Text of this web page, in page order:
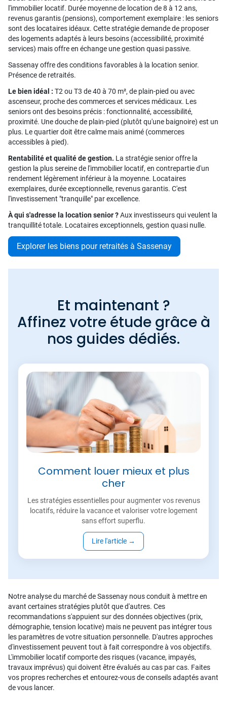
l'immobilier locatif. Durée moyenne de location de 8 à 12 ans,
revenus garantis (pensions), comportement exemplaire : les seniors
sont des locataires idéaux. Cette stratégie demande de proposer
des logements adaptés à leurs besoins (accessibilité, proximité
services) mais offre en échange une gestion quasi passive.
Sassenay offre des conditions favorables à la location senior.
Présence de retraités.
Le bien idéal : T2 ou T3 de 40 à 70 m², de plain-pied ou avec
ascenseur, proche des commerces et services médicaux. Les
seniors ont des besoins précis : fonctionnalité, accessibilité,
proximité. Une douche de plain-pied (plutôt qu'une baignoire) est un
plus. Le quartier doit être calme mais animé (commerces
accessibles à pied).
Rentabilité et qualité de gestion. La stratégie senior offre la
gestion la plus sereine de l'immobilier locatif, en contrepartie d'un
rendement légèrement inférieur à la moyenne. Locataires
exemplaires, durée exceptionnelle, revenus garantis. C'est
l'investissement "tranquille" par excellence.
À qui s'adresse la location senior ?Aux investisseurs qui veulent la
tranquillité totale. Locataires exceptionnels, gestion quasi nulle.
Explorer les biens pour retraités à Sassenay
Et maintenant ?
Affinez votre étude grâce à
nos guides dédiés.
Comment louer mieux et plus
cher
Les stratégies essentielles pour augmenter vos revenus
locatifs, réduire la vacance et valoriser votre logement
sans effort superflu.
Lire l'article →
Notre analyse du marché de Sassenay nous conduit à mettre en
avant certaines stratégies plutôt que d'autres. Ces
recommandations s'appuient sur des données objectives (prix,
démographie, tension locative) mais ne peuvent pas intégrer tous
les paramètres de votre situation personnelle. D'autres approches
d'investissement peuvent tout à fait correspondre à vos objectifs.
L'immobilier locatif comporte des risques (vacance, impayés,
travaux imprévus) qui doivent être évalués au cas par cas. Faites
vos propres recherches et entourez-vous de conseils adaptés avant
de vous lancer.